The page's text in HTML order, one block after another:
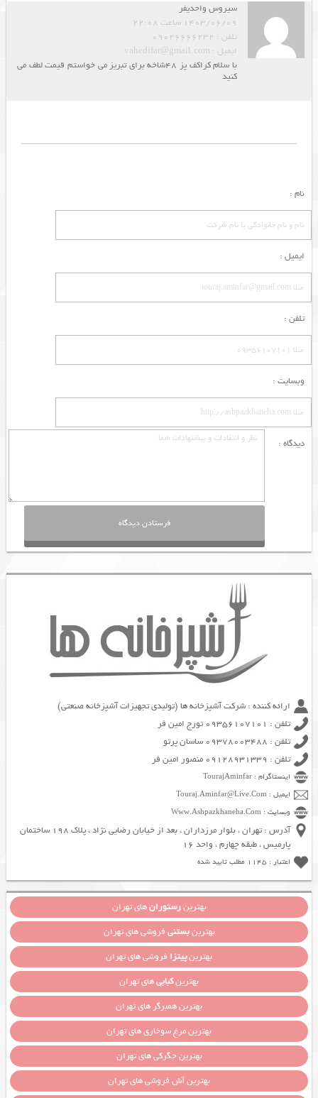
سیروس واحدیفر
1403/06/09 ساعت 22:08
تلفن : 09026666232
ایمیل : vahedifar@gmail.com
با سلام کراکف پز 48شاخه برای تبریز می خواستم قیمت لطف می
کنید
نام :
ایمیل :
تلفن :
وبسایت :
دیدگاه :
ارائه کننده : شرکت آشپزخانه ها (تولیدی تجهیزات آشپزخانه صنعتی)
تلفن : 09356107101 تورج امین فر
تلفن : 09378003488 ساسان پرتو
تلفن : 09128931339 منصور امین فر
اینستاگرام : TourajAminfar
ایمیل : Touraj.Aminfar@Live.Com
وبسایت : Www.Ashpazkhaneha.Com
آدرس : تهران ، بلوار مرزداران ، بعد از خیابان رضایی نژاد ، پلاک 198 ساختمان
پارمیس ، طبقه چهارم ، واحد 16
اعتبار : 1145 مطلب تایید شده
بهترینرستورانهای تهران
بهترینبستنی فروشی های تهران
بهترینپیتزا فروشی های تهران
بهترینکبابیهای تهران
بهترین همبرگر های تهران
بهترین مرغ سوخاری های تهران
بهترین جگرکی های تهران
بهترین آش فروشی های تهران